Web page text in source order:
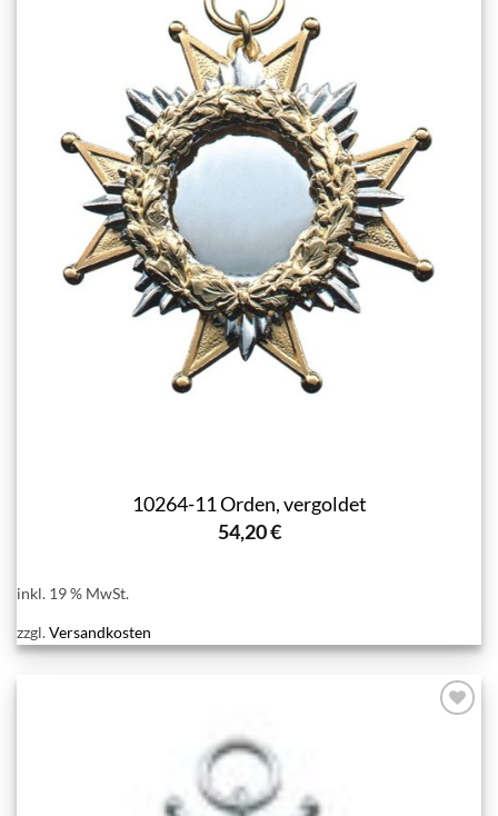
10264-11 Orden, vergoldet
54,20€
inkl. 19 % MwSt.
zzgl.Versandkosten